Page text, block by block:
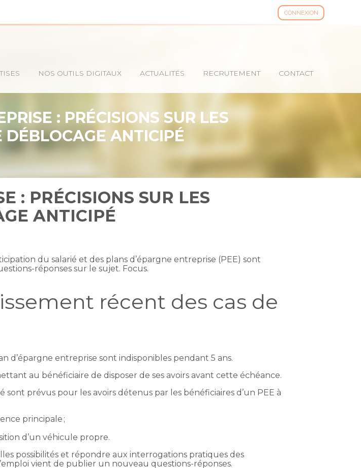
CONNEXION
NOS OUTILS DIGITAUX ACTUALITÉS RECRUTEMENT CONTACT
: PRÉCISIONS SUR LES
ANTICIPÉ
: PRÉCISIONS SUR LES
ANTICIPÉ
du salarié et des plans d’épargne entreprise (PEE) sont
réponses sur le sujet. Focus.
récent des cas de
d’épargne entreprise sont indisponibles pendant 5 ans.
au bénéficiaire de disposer de ses avoirs avant cette échéance.
prévus pour les avoirs détenus par les bénéficiaires d’un PEE à
principale ;
d’un véhicule propre.
possibilités et répondre aux interrogations pratiques des
vient de publier un nouveau questions-réponses.